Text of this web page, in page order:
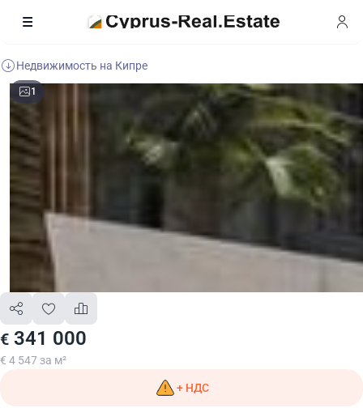
Недвижимость на Кипре
1
€ 341 000
€ 4 547 за м²
+ НДС